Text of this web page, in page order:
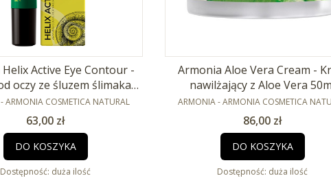
Active Eye Contour -
oczy ze śluzem ślimaka
15ml
ARMONIA COSMETICA NATURAL
Cena
63,00 zł
DO KOSZYKA
Dostępność: duża ilość
Armonia Aloe Vera Cream -
nawilżający z Aloe Vera
PRODUCENT
ARMONIA - ARMONIA COSMETICA
Cena
86,00 zł
DO KOSZYKA
Dostępność: duża ilość